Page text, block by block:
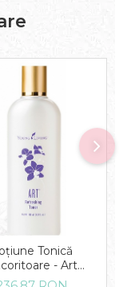
Tonică
- Art
toner